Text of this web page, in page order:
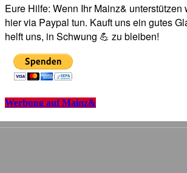
Eure Hilfe: Wenn Ihr Mainz& unterstützen
hier via Paypal tun. Kauft uns ein gutes
helft uns, in Schwung 💪 zu bleiben!
Werbung auf Mainz&